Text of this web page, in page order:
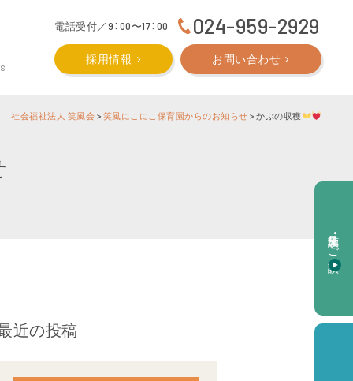
電話受付／9：00〜17：00 024-959-2929
採用情報 お問い合わせ
社会福祉法人 笑風会 > 笑風にこにこ保育園からのお知らせ >かぶの収穫
近の投稿
施設見学・ご相談